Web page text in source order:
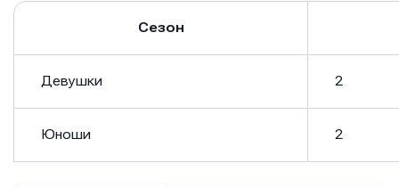
Сезон
Девушки 2
Юноши 2